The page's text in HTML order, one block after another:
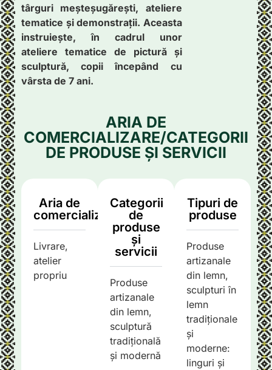
târguri meșteșugărești, ateliere
tematice și demonstrații. Aceasta
instruiește, în cadrul unor
ateliere tematice de pictură și
sculptură, copii începând cu
vârsta de 7 ani.
ARIA DE
COMERCIALIZARE/CATEGORII
DE PRODUSE ȘI SERVICII
Aria de
comercializare
Livrare,
atelier
propriu
Categorii
de
produse
și
servicii
Produse
artizanale
din lemn,
sculptură
tradițională
și modernă
Tipuri de
produse
Produse
artizanale
din lemn,
sculpturi în
lemn
tradiționale
și
moderne:
linguri și